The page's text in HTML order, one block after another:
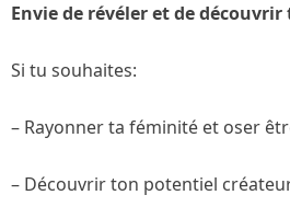
Envie de révéler et de
Si tu souhaites:
– Rayonner ta féminité et oser
– Découvrir ton potentiel